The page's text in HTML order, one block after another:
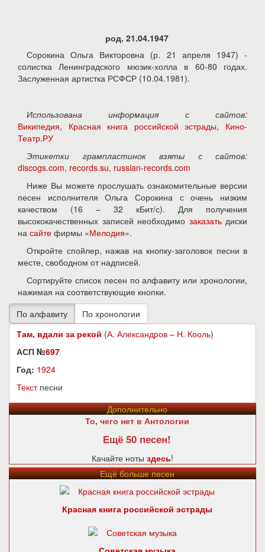
род. 21.04.1947
Сорокина Ольга Викторовна (р. 21 апреля 1947) -
солистка Ленинградского мюзик-холла в 60-80 годах.
Заслуженная артистка РСФСР (10.04.1981).
Использована информация с сайтов:
Википедия, Красная книга российской эстрады, Кино-
Театр.РУ
Этикетки грампластинок взяты с сайтов:
discogs.com, records.su, russian-records.com
Ниже Вы можете прослушать ознакомительные версии
песен исполнителя Ольга Сорокина с очень низким
качеством (16 – 32 кБит/с). Для получения
высококачественных записей необходимо заказатьдиски
на сайте фирмы «Мелодия».
Откройте спойлер, нажав на кнопку-заголовок песни в
месте, свободном от надписей.
Сортируйте список песен по алфавиту или хронологии,
нажимая на соответствующие кнопки.
Там, вдали за рекой (А. Александров – Н. Кооль)
АСП №697
Год: 1924
Текстпесни
Дополнительно
То, чего нет в Антологии
Ещё 50 песен!
Качайте ноты здесь!
Ещё больше песен
Красная книга российской эстрады